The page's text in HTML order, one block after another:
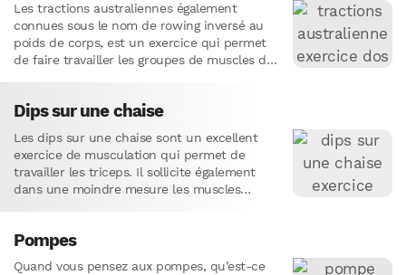
Les tractions australiennes également
connues sous le nom de rowing inversé au
poids de corps, est un exercice qui permet
de faire travailler les groupes de muscles du
Dips sur une chaise
Les dips sur une chaise sont un excellent
exercice de musculation qui permet de
travailler les triceps. Il sollicite également
dans une moindre mesure les muscles
Pompes
Quand vous pensez aux pompes, qu’est-ce